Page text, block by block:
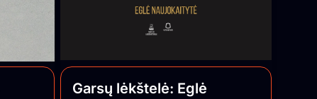
Garsų lėkštelė: Eglė